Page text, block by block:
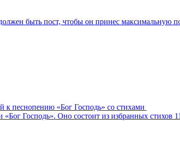
быть пост, чтобы он принес максимальную
к песнопению «Бог Господь» со стихами
Господь». Оно состоит из избранных стихов